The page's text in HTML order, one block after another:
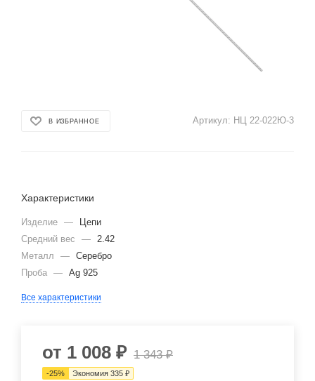
В ИЗБРАННОЕ Артикул: НЦ 22-022Ю-3
Характеристики
Изделие —
Цепи
Средний вес
— 2.42
Металл
— Серебро
Проба — Ag 925
Все характеристики
от 1 008 ₽ 1 343 ₽
-25% Экономия 335 ₽